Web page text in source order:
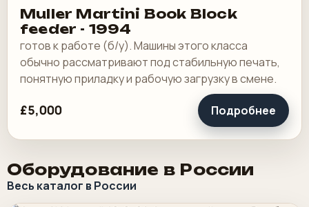
Muller Martini Book Block
feeder - 1994
готов к работе (б/у). Машины этого класса
обычно рассматривают под стабильную печать,
понятную приладку и рабочую загрузку в смене.
£5,000 Подробнее
Оборудование в России
Весь каталог в России